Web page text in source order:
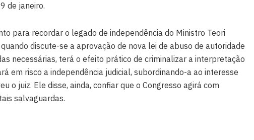
de janeiro.
para recordar o legado de independência do Ministro Teori
discute-se a aprovação de nova lei de abuso de autoridade
necessárias, terá o efeito prático de criminalizar a interpretação
em risco a independência judicial, subordinando-a ao interesse
o juiz. Ele disse, ainda, confiar que o Congresso agirá com
salvaguardas.